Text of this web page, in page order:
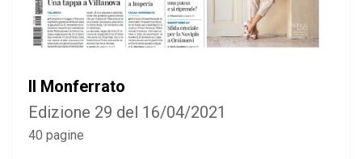
Il Monferrato
Edizione 29 del 16/04/2021
40 pagine